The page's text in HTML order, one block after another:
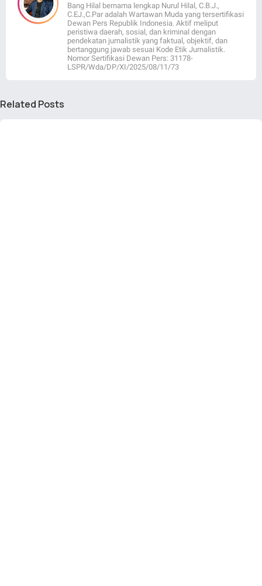
Bang Hilal bernama lengkap Nurul Hilal, C.B.J.,
C.EJ.,C.Par adalah Wartawan Muda yang tersertifikasi
Dewan Pers Republik Indonesia. Aktif meliput
peristiwa daerah, sosial, dan kriminal dengan
pendekatan jurnalistik yang faktual, objektif, dan
bertanggung jawab sesuai Kode Etik Jurnalistik.
Nomor Sertifikasi Dewan Pers: 31178-
LSPR/Wda/DP/XI/2025/08/11/73
Related Posts